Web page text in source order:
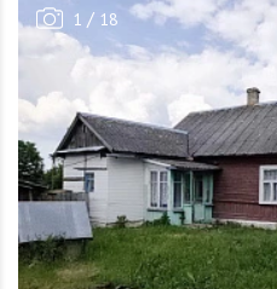
1 / 18